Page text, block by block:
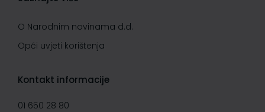
O Narodnim novinama d.d.
Opći uvjeti korištenja
Kontakt informacije
01 650 28 80